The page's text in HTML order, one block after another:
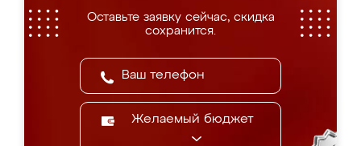
Оставьте заявку сейчас, скидка
сохранится.
Желаемый бюджет